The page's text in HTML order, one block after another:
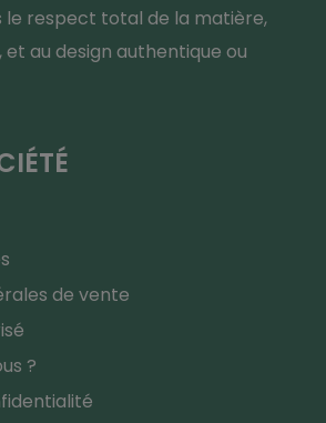
le respect total de la matière,
au design authentique ou
de vente
?